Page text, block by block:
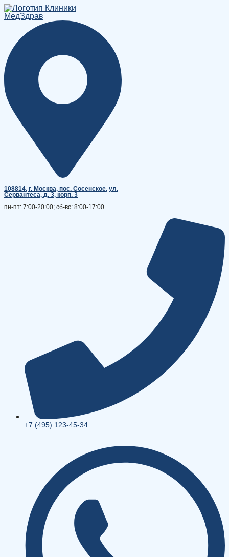
Перейти
к
содержимому
108814, г. Москва, поc. Сосенское, ул.
Сервантеса, д. 3, корп. 3
пн-пт: 7:00-20:00; сб-вс: 8:00-17:00
+7 (495) 123-45-34